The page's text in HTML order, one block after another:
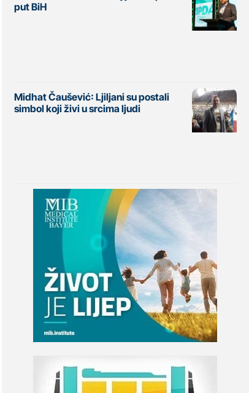
put BiH
Midhat Čaušević: Ljiljani su postali
simbol koji živi u srcima ljudi